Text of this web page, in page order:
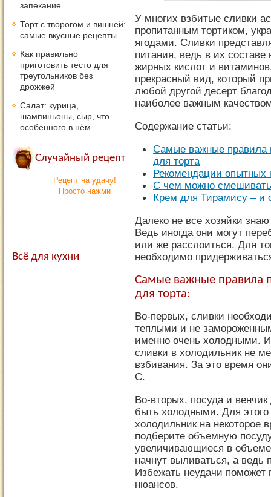
У многих взбитые сливки
пропитанным тортиком,
ягодами. Сливки
питания, ведь в их
жирных кислот и
прекрасный вид, который
любой другой десерт
наиболее важным
Содержание статьи:
Самые важные правила
для торта
Рекомендации опытных
С чем можно
Крем для Тирамису – и
Далеко не все хозяйки
Ведь иногда они могут
или же расслоиться. Для
необходимо
Самые важные правила
для торта:
Во-первых, сливки
теплыми и не
именно очень холодными.
сливки в холодильник не
взбивания. За это время
С.
Во-вторых, посуда и
быть холодными. Для
холодильник на некоторое
подберите объемную
увеличивающиеся в объеме
начнут выливаться, а ведь
Избежать неудачи
нюансов.
запекание
Торт с творогом и вишней:
самые вкусные рецепты
Как правильно
приготовить тесто для
треугольников без
дрожжей
Салат: курица,
шампиньоны, сыр, что
особенного в нём
Случайный рецепт
Рецепт на удачу!
Просто нажми
Всё для кухни